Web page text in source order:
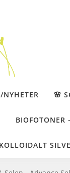
🌸
BIOFOTONER
KOLLOIDALT